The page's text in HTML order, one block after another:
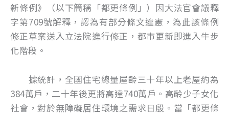
新條例》（以下簡稱「都更條例」）因大法官會議釋
字第709號解釋，認為有部分條文違憲，為此該條例
修正草案送入立法院進行修正，都市更新即進入牛步
化階段。
據統計，全國住宅總量屋齡三十年以上老屋約為
384萬戶，二十年後更將高達740萬戶。高齡少子女化
社會，對於無障礙居住環境之需求日殷。當「都更條